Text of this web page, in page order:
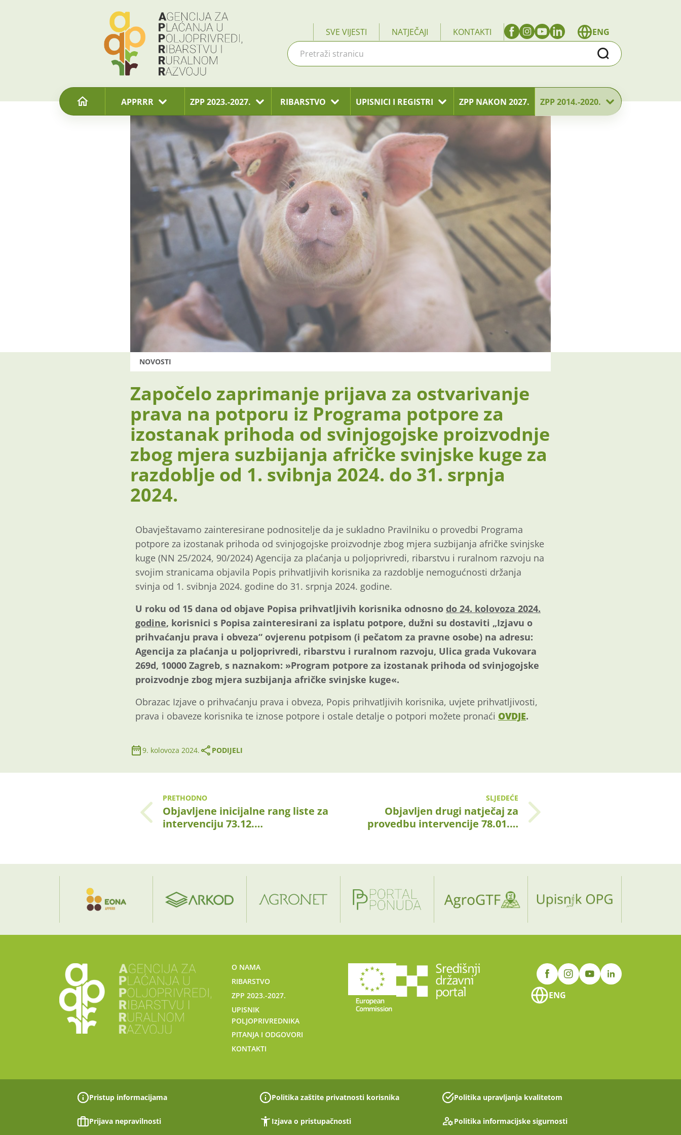
SVE VIJESTI NATJEČAJI KONTAKTI
ENG
Traži
APPRRR ZPP 2023.-2027. RIBARSTVO UPISNICI I REGISTRI ZPP NAKON 2027. ZPP 2014.-2020.
NOVOSTI
Započelo zaprimanje prijava za ostvarivanje
prava na potporu iz Programa potpore za
izostanak prihoda od svinjogojske proizvodnje
zbog mjera suzbijanja afričke svinjske kuge za
razdoblje od 1. svibnja 2024. do 31. srpnja
2024.
Obavještavamo zainteresirane podnositelje da je sukladno Pravilniku o provedbi Programa
potpore za izostanak prihoda od svinjogojske proizvodnje zbog mjera suzbijanja afričke svinjske
kuge (NN 25/2024, 90/2024) Agencija za plaćanja u poljoprivredi, ribarstvu i ruralnom razvoju na
svojim stranicama objavila Popis prihvatljivih korisnika za razdoblje nemogućnosti držanja
svinja od 1. svibnja 2024. godine do 31. srpnja 2024. godine.
U roku od 15 dana od objave Popisa prihvatljivih korisnika odnosno do 24. kolovoza 2024.
godine, korisnici s Popisa zainteresirani za isplatu potpore, dužni su dostaviti „Izjavu o
prihvaćanju prava i obveza“ ovjerenu potpisom (i pečatom za pravne osobe) na adresu:
Agencija za plaćanja u poljoprivredi, ribarstvu i ruralnom razvoju, Ulica grada Vukovara
269d, 10000 Zagreb, s naznakom: »Program potpore za izostanak prihoda od svinjogojske
proizvodnje zbog mjera suzbijanja afričke svinjske kuge«.
Obrazac Izjave o prihvaćanju prava i obveza, Popis prihvatljivih korisnika, uvjete prihvatljivosti,
prava i obaveze korisnika te iznose potpore i ostale detalje o potpori možete pronaći OVDJE.
9. kolovoza 2024. PODIJELI
PRETHODNO
Objavljene inicijalne rang liste za
intervenciju 73.12.…
SLJEDEĆE
Objavljen drugi natječaj za
provedbu intervencije 78.01.…
O NAMA
RIBARSTVO
ZPP 2023.-2027.
UPISNIK
POLJOPRIVREDNIKA
PITANJA I ODGOVORI
KONTAKTI
ENG
Pristup informacijama Politika zaštite privatnosti korisnika Politika upravljanja kvalitetom
Prijava nepravilnosti Izjava o pristupačnosti Politika informacijske sigurnosti